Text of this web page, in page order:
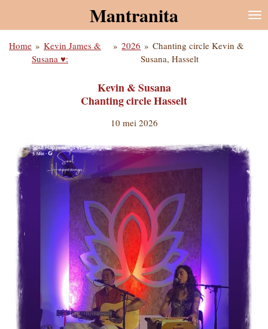
de
hoofdinhoud
Mantranita
Home » Kevin James &
Susana ♥:
» 2026 » Chanting circle Kevin &
Susana, Hasselt
Kevin & Susana
Chanting circle Hasselt
10 mei 2026